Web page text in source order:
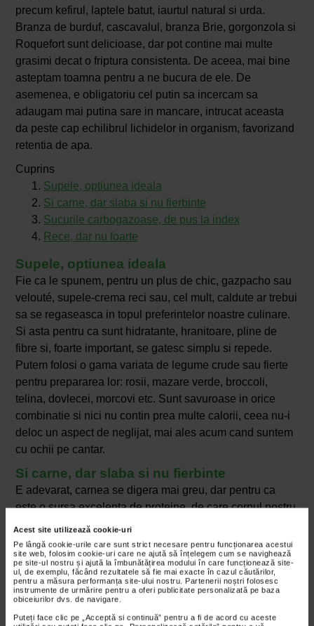
Acest site utilizează cookie-uri
Pe lângă cookie-urile care sunt strict necesare pentru funcționarea acestui
site web, folosim cookie-uri care ne ajută să înțelegem cum se navighează
pe site-ul nostru și ajută la îmbunătățirea modului în care funcționează site-
ul, de exemplu, făcând rezultatele să fie mai exacte în cazul căutărilor,
pentru a măsura performanța site-ului nostru. Partenerii noștri folosesc
instrumente de urmărire pentru a oferi publicitate personalizată pe baza
obiceiurilor dvs. de navigare.
Puteți face clic pe „Acceptă si continuă” pentru a fi de acord cu aceste
precum kefirul, laptele batut, iaurtul natural si urda.
Branza de burduf, cascavalul, branza Brie, gorgonzola si
Roquefort sunt delicioase, dar pot contine mai multe
grasimi decat o friptura consistenta. De aceea, mai bine
asteptam toamna pentru a ne bucura de ele. De
asemenea, e obligatoriu cel putin sa incercam sa
adaugam mai putina sare in mancare, intrucat aceasta
da peste cap echilibrul lichidelor in organism, favorizand
retentia de apa.
Cuprins
Supele, optiunea ideala
Si carne, dar slaba si nu fierbinte
Sucurile carbogazoase, de pus la index
Rece, dar nu foarte
Supele, optiunea ideala
Fie ca le spunem, pentru un plus de chic, gazpacho sau
velouté, supele-crema reci sau, cel mult, caldute ar trebui
sa se regaseasca in topul preferintelor noastre culinare.
Si asta pentru ca sunt hidratante, hranitoare, pline de
fibre si, foarte important, se gatesc simplu si repede.
Putem folosi o gama variata de legume crude sau fierte
pentru prepararea lor: rosii, mazare verde, broccoli,
telina, dovlecei, morcovi etc. Sunt savuroase in orice
combinatie si nici nu contin prea multe calorii, ceea nu-i
deloc un aspect de neglijat, mai ales acum cand suntem
cu ochii pe cantar.
Si carne, dar slaba si nu fierbinte
E adevarat, carnea se digera mai greu, dar pentru ca
este o sursa excelenta de proteine, de care corpul nostru
are nevoie pentru a functiona corespunzator, n-ar fi rau
sa ramana in meniu. Cu anumite conditii insa: indiferent
ca-i de pasare, vita sau porc, ea trebuie sa aiba cat mai
putina grasime. In cazul pestelui, lucrurile sunt putin mai
relaxate din acest punct de vedere. Ba chiar e indicat sa